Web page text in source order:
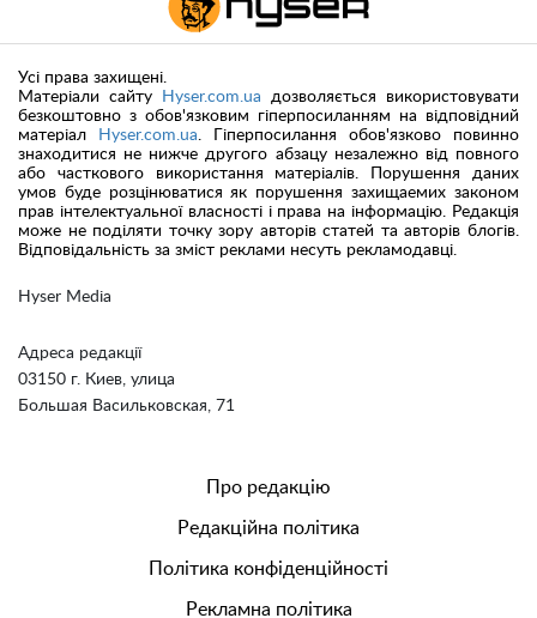
Hyser Media
Адреса редакції
03150 г. Киев, улица
Большая Васильковская, 71
Усі права захищені.
Матеріали сайту
Hyser.com.ua дозволяється використовувати
безкоштовно з обов'язковим гіперпосиланням на відповідний
матеріал
Hyser.com.ua. Гіперпосилання обов'язково повинно
знаходитися не нижче другого абзацу незалежно від повного
або часткового використання матеріалів. Порушення даних
умов буде розцінюватися як порушення захищаемих законом
прав інтелектуальної власності і права на інформацію. Редакція
може не поділяти точку зору авторів статей та авторів блогів.
Відповідальність за зміст реклами несуть рекламодавці.
Про редакцію
Редакційна політика
Політика конфіденційності
Рекламна політика